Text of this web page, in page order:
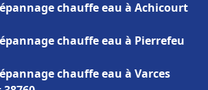
chauffe eau à Achicourt
chauffe eau à Pierrefeu
chauffe eau à Varces